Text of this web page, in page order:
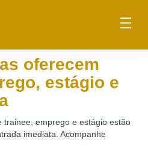
oferecem
estágio e
trainee, emprego e estágio estão
imediata. Acompanhe